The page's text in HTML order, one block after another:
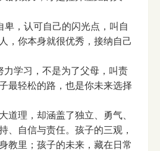
卑，认可自己的闪光点，叫自
，你本身就很优秀，接纳自己
力学习，不是为了父母，叫责
最轻松的路，也是你未来选择
道理，却涵盖了独立、勇气、
、自信与责任。孩子的三观，
教里；孩子的未来，藏在日常